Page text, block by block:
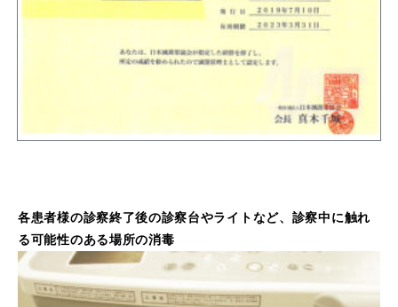
各患者様の診察終了後の診察台やライトなど、診察中に触れ
る可能性のある場所の消毒